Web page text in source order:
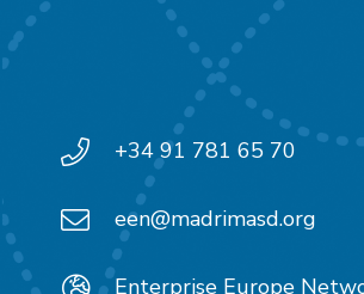
+34 91 781 65 70
een@madrimasd.org
Enterprise Europe